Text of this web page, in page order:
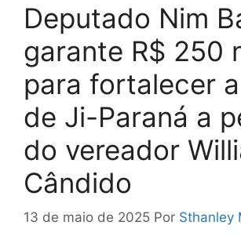
Deputado Nim
garante R$ 250
para fortalecer
de Ji-Paraná a
do vereador
Cândido
13 de maio de 2025 Por Sthanley